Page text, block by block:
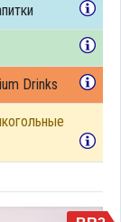
Drinks